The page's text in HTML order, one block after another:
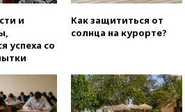
заключить безвизовые
соглашения с Индонезией и
Малайзией
11:04
«Ведомости»: на партию
«Яблоко» ополчились
конкуренты
и
успеха со
Как защититься от
солнца на курорте?